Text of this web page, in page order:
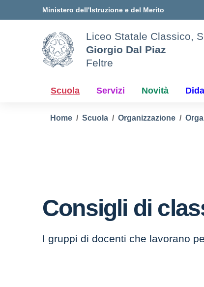
Ministero dell'Istruzione e del Merito
Liceo Statale Classico,
Giorgio Dal Piaz
Feltre
Scuola Servizi Novità
Home Scuola Organizzazione
Consigli di
I gruppi di docenti che lavorano